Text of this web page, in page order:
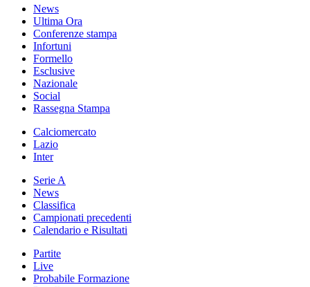
News
Ultima Ora
Conferenze stampa
Infortuni
Formello
Esclusive
Nazionale
Social
Rassegna Stampa
Calciomercato
Lazio
Inter
Serie A
News
Classifica
Campionati precedenti
Calendario e Risultati
Partite
Live
Probabile Formazione